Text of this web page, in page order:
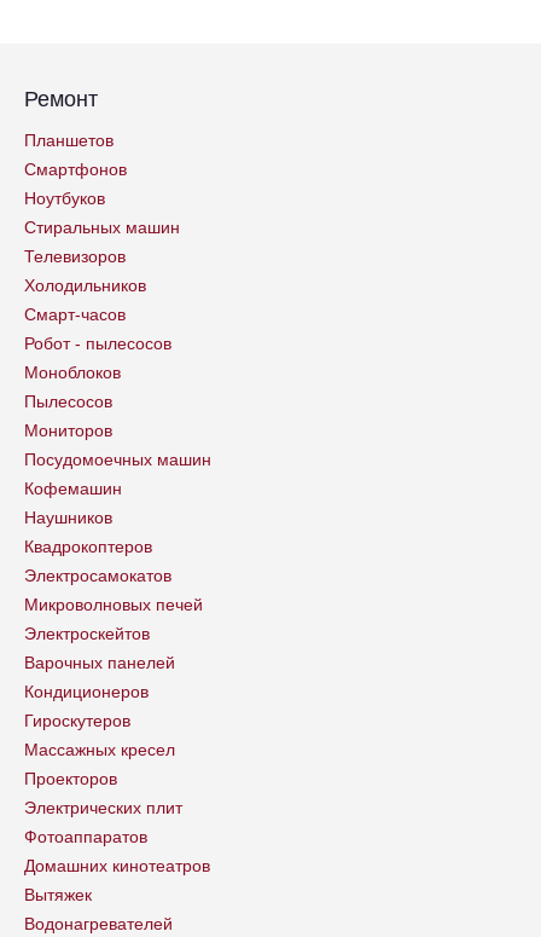
Ремонт
Планшетов
Смартфонов
Ноутбуков
Стиральных машин
Телевизоров
Холодильников
Смарт-часов
Робот - пылесосов
Моноблоков
Пылесосов
Мониторов
Посудомоечных машин
Кофемашин
Наушников
Квадрокоптеров
Электросамокатов
Микроволновых печей
Электроскейтов
Варочных панелей
Кондиционеров
Гироскутеров
Массажных кресел
Проекторов
Электрических плит
Фотоаппаратов
Домашних кинотеатров
Вытяжек
Водонагревателей